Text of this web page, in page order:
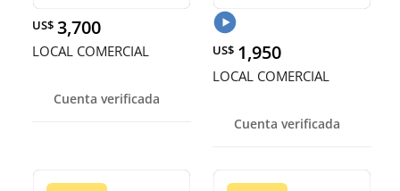
US$ 3,700
LOCAL COMERCIAL
Cuenta verificada
US$ 1,950
LOCAL COMERCIAL
Cuenta verificada